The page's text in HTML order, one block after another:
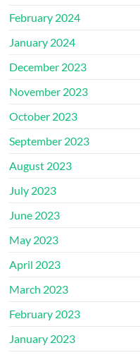
February 2024
January 2024
December 2023
November 2023
October 2023
September 2023
August 2023
July 2023
June 2023
May 2023
April 2023
March 2023
February 2023
January 2023